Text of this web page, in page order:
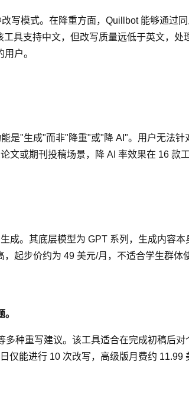
写模式。在降重方面，Quillbot 能够通过
具支持中文，但改写质量远低于英文，
户。
是"生成"而非"降重"或"降 AI"。用户无法
或期刊投稿场景，降 AI 率效果在 16 款工
成。其底层模型为 GPT 系列，生成内容
起步价约为 49 美元/月，不适合学生群体
种重写建议。该工具适合在完成初稿后
能进行 10 次改写，高级版月费约 11.99